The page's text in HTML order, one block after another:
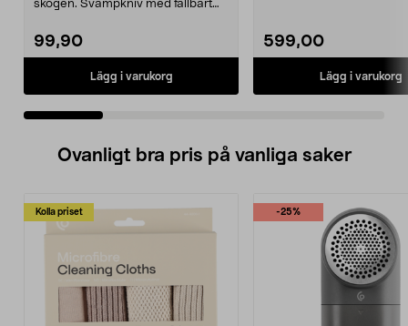
skogen. Svampkniv med fällbart
99,90
Lägg i varukorg
599,00
Lägg i varukorg
Ovanligt bra pris på vanliga saker
Kolla priset -25%